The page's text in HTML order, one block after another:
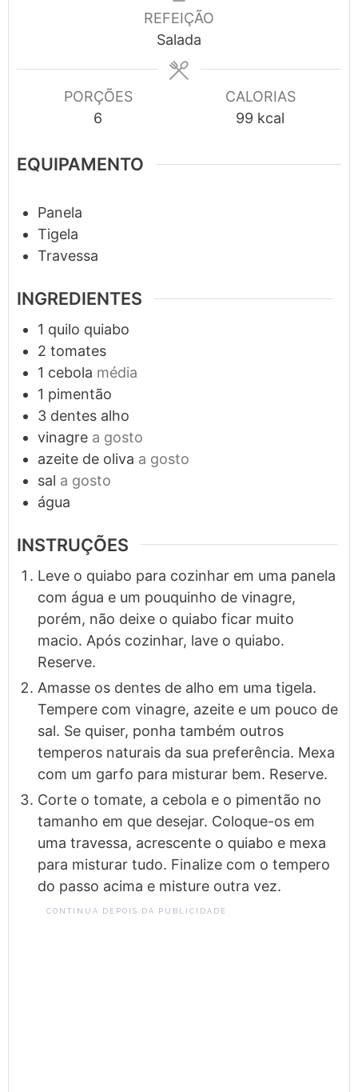
REFEIÇÃO
Salada
PORÇÕES
6
CALORIAS
99 kcal
EQUIPAMENTO
Panela
Tigela
Travessa
INGREDIENTES
1 quilo quiabo
2 tomates
1 cebola média
1 pimentão
3 dentes alho
vinagre a gosto
azeite de oliva a gosto
sal a gosto
água
INSTRUÇÕES
Leve o quiabo para cozinhar em uma panela
com água e um pouquinho de vinagre,
porém, não deixe o quiabo ficar muito
macio. Após cozinhar, lave o quiabo.
Reserve.
Amasse os dentes de alho em uma tigela.
Tempere com vinagre, azeite e um pouco de
sal. Se quiser, ponha também outros
temperos naturais da sua preferência. Mexa
com um garfo para misturar bem. Reserve.
Corte o tomate, a cebola e o pimentão no
tamanho em que desejar. Coloque-os em
uma travessa, acrescente o quiabo e mexa
para misturar tudo. Finalize com o tempero
do passo acima e misture outra vez.
CONTINUA DEPOIS DA PUBLICIDADE